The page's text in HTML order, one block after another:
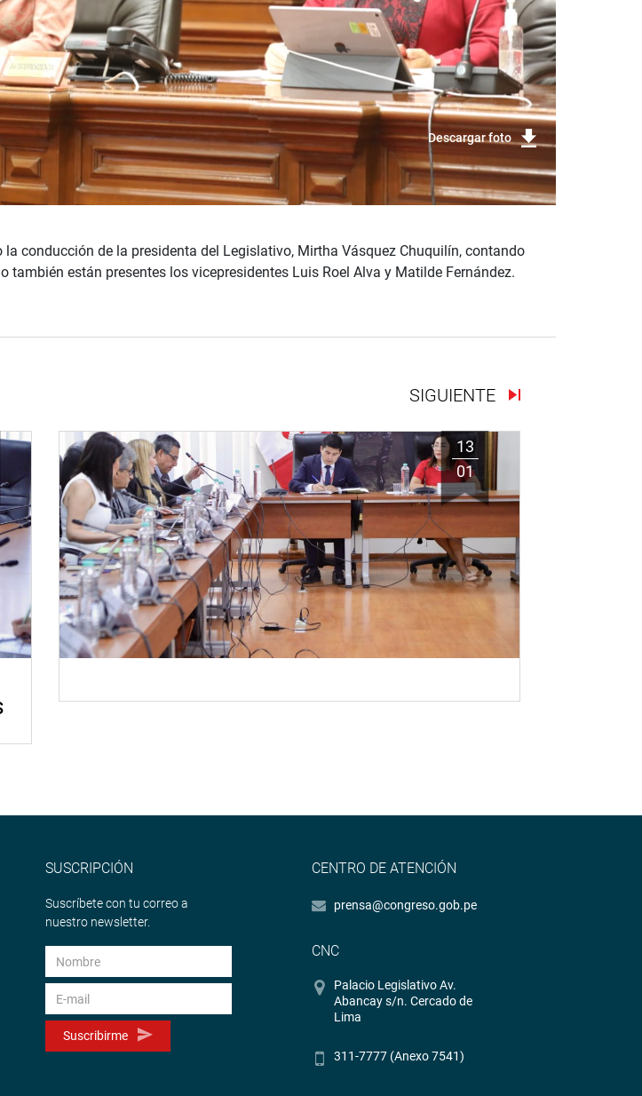
Descargar foto
conducción de la presidenta del Legislativo, Mirtha Vásquez Chuquilín, contando
están presentes los vicepresidentes Luis Roel Alva y Matilde Fernández.
SIGUIENTE
13
01
SUSCRIPCIÓN
Suscríbete con tu correo a
nuestro newsletter.
Suscribirme
CENTRO DE ATENCIÓN
prensa@congreso.gob.pe
CNC
Palacio Legislativo Av.
Abancay s/n. Cercado de
Lima
311-7777 (Anexo 7541)